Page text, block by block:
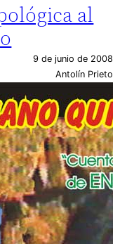
al
9 de junio de 2008
Antolín Prieto